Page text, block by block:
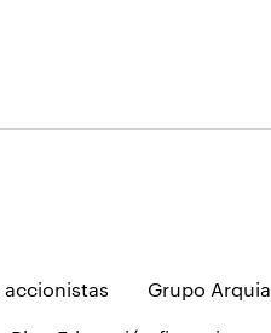
Grupo Arquia